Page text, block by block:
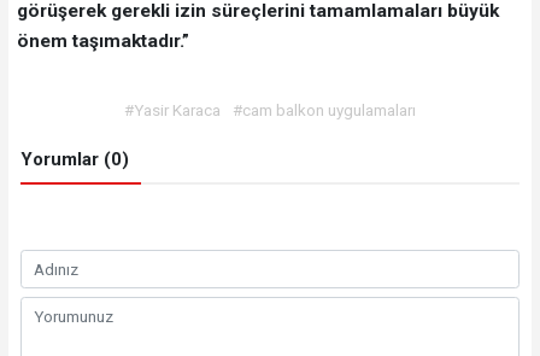
görüşerek gerekli izin süreçlerini tamamlamaları büyük
önem taşımaktadır.”
#Yasir Karaca #cam balkon uygulamaları
Yorumlar (0)